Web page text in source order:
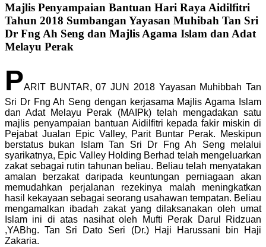
Majlis Penyampaian Bantuan Hari Raya Aidilfitri
Tahun 2018 Sumbangan Yayasan Muhibah Tan Sri
Dr Fng Ah Seng dan Majlis Agama Islam dan Adat
Melayu Perak
PARIT BUNTAR, 07 JUN 2018 Yayasan Muhibbah Tan
Sri Dr Fng Ah Seng dengan kerjasama Majlis Agama Islam
dan Adat Melayu Perak (MAIPk) telah mengadakan satu
majlis penyampaian bantuan Aidilfitri kepada fakir miskin di
Pejabat Jualan Epic Valley, Parit Buntar Perak. Meskipun
berstatus bukan Islam Tan Sri Dr Fng Ah Seng melalui
syarikatnya, Epic Valley Holding Berhad telah mengeluarkan
zakat sebagai rutin tahunan beliau. Beliau telah menyatakan
amalan berzakat daripada keuntungan perniagaan akan
memudahkan perjalanan rezekinya malah meningkatkan
hasil kekayaan sebagai seorang usahawan tempatan. Beliau
mengamalkan ibadah zakat yang dilaksanakan oleh umat
Islam ini di atas nasihat oleh Mufti Perak Darul Ridzuan
,YABhg. Tan Sri Dato Seri (Dr.) Haji Harussani bin Haji
Zakaria.